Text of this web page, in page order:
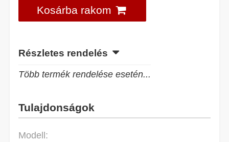
Kosárba rakom
Részletes rendelés
Több termék rendelése esetén...
Tulajdonságok
Modell: